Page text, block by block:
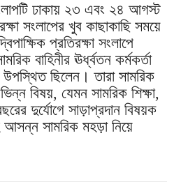
ঢাকায় ২৩ এবং ২৪ আগস্ট
সংলাপের খুব কাছাকাছি সময়ে
প্রতিরক্ষা সংলাপে
বাহিনীর ঊর্ধ্বতন কর্মকর্তা
ছিলেন। তারা সামরিক
বিষয়, যেমন সামরিক শিক্ষা,
দুর্যোগে সাড়াপ্রদান বিষয়ক
সামরিক মহড়া নিয়ে